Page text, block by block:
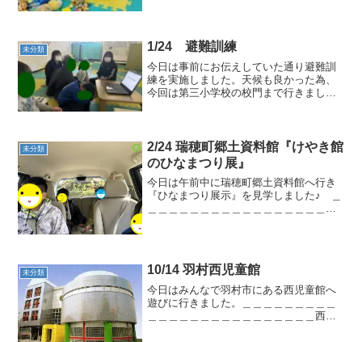
もあまりなく、教室での自由な...
未分類 1/24 避難訓練
今日は事前にお伝えしていた通り避難訓
練を実施しました。天候も良かった為、
今回は第三小学校の校門まで行きまし
を確認しました。＿＿...
未分類
2/24 瑞穂町郷土資料館『けやき館
のひなまつり展』
今日は午前中に瑞穂町郷土資料館へ行き
『ひなまつり展示』を見学しました♪ ＿
＿＿＿＿＿＿＿＿＿＿＿＿＿＿＿＿＿＿
＿ 子ども達も様々...
未分類 10/14 羽村西児童館
今日はみんなで羽村市にある西児童館へ
遊びに行きました。＿＿＿＿＿＿＿＿＿
＿＿＿＿＿＿＿＿＿＿＿＿＿＿＿＿西児